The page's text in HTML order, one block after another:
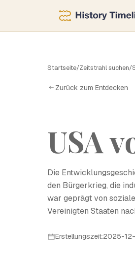
Startseite/Zeitstrahl suchen/
Zurück zum Entdecken
USA
Die
den Bürgerkrieg, die
war geprägt von
Vereinigten Staaten
Erstellungszeit:2025-